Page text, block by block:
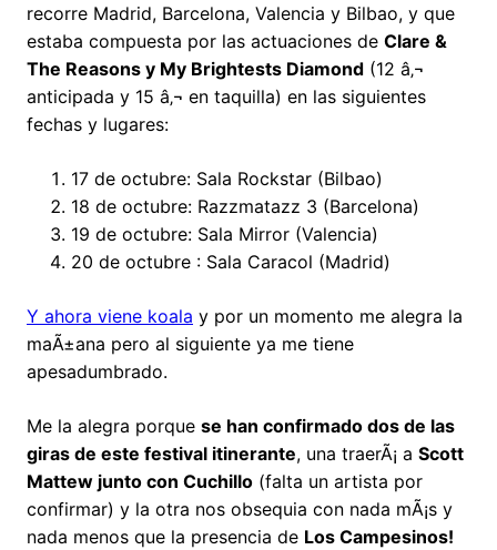
recorre Madrid, Barcelona, Valencia y Bilbao, y que
estaba compuesta por las actuaciones de Clare &
The Reasons y My Brightests Diamond (12 â‚¬
anticipada y 15 â‚¬ en taquilla) en las siguientes
fechas y lugares:
17 de octubre: Sala Rockstar (Bilbao)
18 de octubre: Razzmatazz 3 (Barcelona)
19 de octubre: Sala Mirror (Valencia)
20 de octubre : Sala Caracol (Madrid)
Y ahora viene koala y por un momento me alegra la
maÃ±ana pero al siguiente ya me tiene
apesadumbrado.
Me la alegra porque se han confirmado dos de las
giras de este festival itinerante, una traerÃ¡ a Scott
Mattew junto con Cuchillo (falta un artista por
confirmar) y la otra nos obsequia con nada mÃ¡s y
nada menos que la presencia de Los Campesinos!